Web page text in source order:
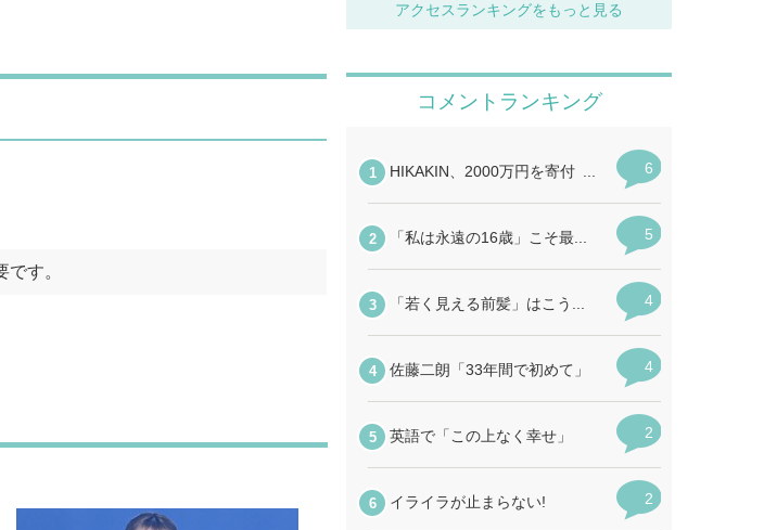
アクセスランキングをもっと見る